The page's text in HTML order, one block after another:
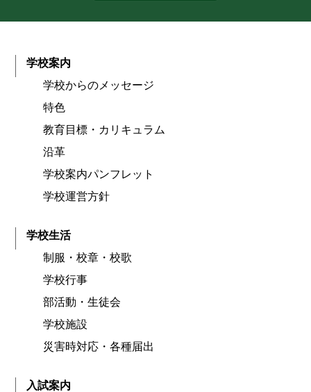
学校案内
学校からのメッセージ
特色
教育目標・カリキュラム
沿革
学校案内パンフレット
学校運営方針
学校生活
制服・校章・校歌
学校行事
部活動・生徒会
学校施設
災害時対応・各種届出
入試案内